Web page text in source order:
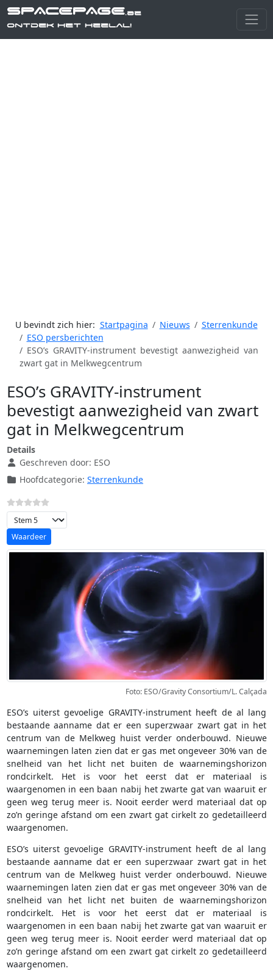
SPACEPAGE.be
Ontdek het heelal!
U bevindt zich hier: Startpagina Nieuws
Sterrenkunde
ESO persberichten
ESO’s GRAVITY-instrument bevestigt aanwezigheid van
zwart gat in Melkwegcentrum
ESO’s GRAVITY-instrument
bevestigt aanwezigheid van zwart
gat in Melkwegcentrum
Details
Geschreven door: ESO
Hoofdcategorie: Sterrenkunde
Voeg waardering toe
Foto: ESO/Gravity Consortium/L. Calçada
ESO’s uiterst gevoelige GRAVITY-instrument heeft de al lang
bestaande aanname dat er een superzwaar zwart gat in het
centrum van de Melkweg huist verder onderbouwd. Nieuwe
waarnemingen laten zien dat er gas met ongeveer 30% van de
snelheid van het licht net buiten de waarnemingshorizon
rondcirkelt. Het is voor het eerst dat er materiaal is
waargenomen in een baan nabij het zwarte gat van waaruit er
geen weg terug meer is. Nooit eerder werd materiaal dat op
zo’n geringe afstand om een zwart gat cirkelt zo gedetailleerd
waargenomen.
ESO’s uiterst gevoelige GRAVITY-instrument heeft de al lang
bestaande aanname dat er een superzwaar zwart gat in het
centrum van de Melkweg huist verder onderbouwd. Nieuwe
waarnemingen laten zien dat er gas met ongeveer 30% van de
snelheid van het licht net buiten de waarnemingshorizon
rondcirkelt. Het is voor het eerst dat er materiaal is
waargenomen in een baan nabij het zwarte gat van waaruit er
geen weg terug meer is. Nooit eerder werd materiaal dat op
zo’n geringe afstand om een zwart gat cirkelt zo gedetailleerd
waargenomen.